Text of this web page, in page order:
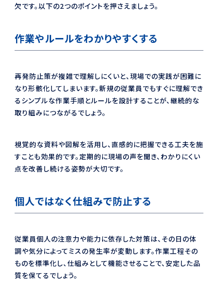
欠です。以下の2つのポイントを押さえましょう。
作業やルールをわかりやすくする
再発防止策が複雑で理解しにくいと、現場での実践が困難に
なり形骸化してしまいます。新規の従業員でもすぐに理解でき
るシンプルな作業手順とルールを設計することが、継続的な
取り組みにつながるでしょう。
視覚的な資料や図解を活用し、直感的に把握できる工夫を施
すことも効果的です。定期的に現場の声を聞き、わかりにくい
点を改善し続ける姿勢が大切です。
個人ではなく仕組みで防止する
従業員個人の注意力や能力に依存した対策は、その日の体
調や気分によってミスの発生率が変動します。作業工程その
ものを標準化し、仕組みとして機能させることで、安定した品
質を保てるでしょう。